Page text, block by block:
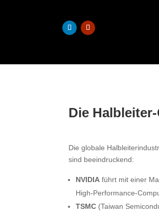
Die
Die globale
sind beeindruckend:
NVIDIA führt mit einer
High-Performance-
TSMC (Taiwan